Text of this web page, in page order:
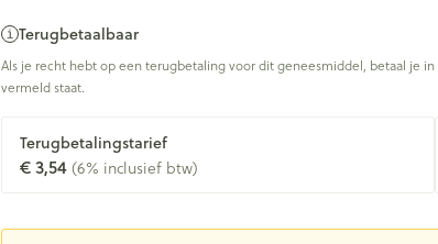
Terugbetaalbaar
Als je recht hebt op een terugbetaling voor dit geneesmiddel, betaal je
vermeld staat.
Terugbetalingstarief
€ 3,54 (6% inclusief btw)